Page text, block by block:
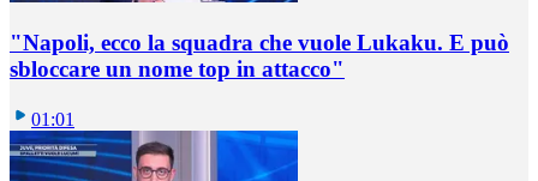
"Napoli, ecco la squadra che vuole Lukaku. E può
sbloccare un nome top in attacco"
01:01